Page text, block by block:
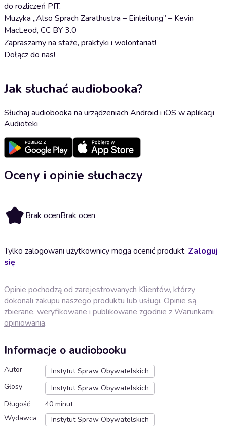
do rozliczeń PIT.
Muzyka „Also Sprach Zarathustra – Einleitung” – Kevin
MacLeod, CC BY 3.0
Zapraszamy na staże, praktyki i wolontariat!
Dołącz do nas!
Jak słuchać audiobooka?
Słuchaj audiobooka na urządzeniach Android i iOS w aplikacji
Audioteki
Oceny i opinie słuchaczy
Brak ocenBrak ocen
Tylko zalogowani użytkownicy mogą ocenić produkt. Zaloguj
się
Opinie pochodzą od zarejestrowanych Klientów, którzy
dokonali zakupu naszego produktu lub usługi. Opinie są
zbierane, weryfikowane i publikowane zgodnie zWarunkami
opiniowania.
Informacje o audiobooku
Autor
Instytut Spraw Obywatelskich
Głosy
Instytut Spraw Obywatelskich
Długość
40 minut
Wydawca
Instytut Spraw Obywatelskich